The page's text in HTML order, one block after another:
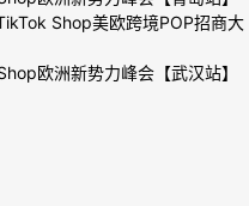
Shop美欧跨境POP招商大
欧洲新势力峰会【武汉站】